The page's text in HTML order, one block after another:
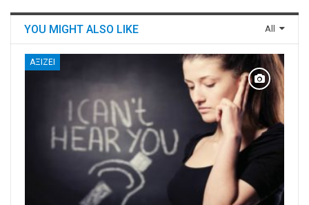
All
YOU MIGHT ALSO LIKE
ΑΞΊΖΕΙ